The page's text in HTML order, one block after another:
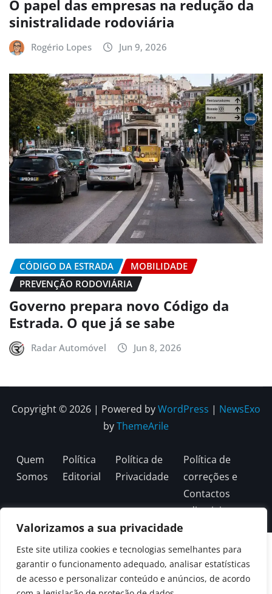
Valorizamos a sua privacidade
Este site utiliza cookies e tecnologias semelhantes para
garantir o funcionamento adequado, analisar estatísticas
de acesso e personalizar conteúdo e anúncios, de acordo
O papel das empresas na redução da
sinistralidade rodoviária
Rogério Lopes Jun 9, 2026
CÓDIGO DA ESTRADA
MOBILIDADE
PREVENÇÃO RODOVIÁRIA
Governo prepara novo Código da
Estrada. O que já se sabe
Radar Automóvel Jun 8, 2026
Copyright © 2026 | Powered byWordPress | NewsExo
byThemeArile
Quem
Somos
Política
Editorial
Política de
Privacidade
Política de
correções e
Contactos
editoriais